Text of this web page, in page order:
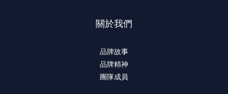
關於我們
品牌故事
品牌精神
團隊成員